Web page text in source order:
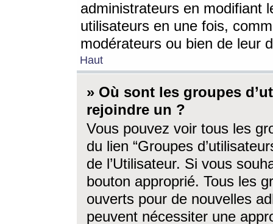
administrateurs en modifiant
utilisateurs en une fois,
modérateurs ou bien de leur
Haut
» Où sont les groupes
rejoindre un ?
Vous pouvez voir tous les
du lien “Groupes
de l’Utilisateur. Si vous
bouton approprié. Tous les
ouverts pour de nouvelles
peuvent nécessiter une